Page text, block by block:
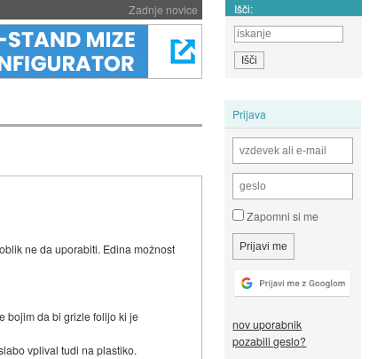
Zadnje novice Išči:
Prijava
Zapomni si me
nov uporabnik
pozabili geslo?
ne da uporabiti. Edina možnost
bojim da bi grizle folijo ki je
vplival tudi na plastiko.